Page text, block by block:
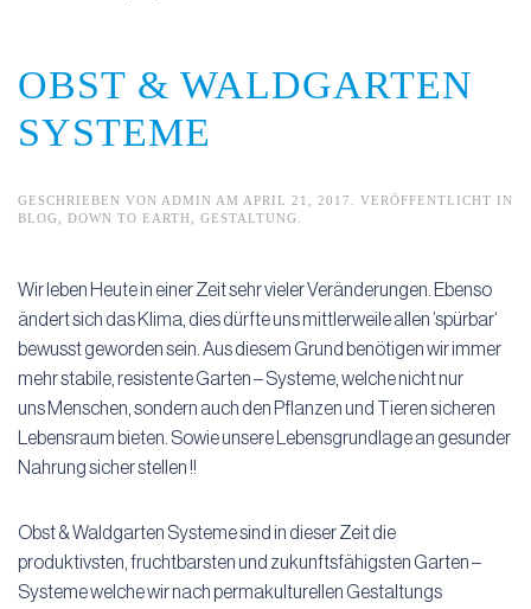
OBST & WALDGARTEN
SYSTEME
GESCHRIEBEN VON ADMIN AM APRIL 21, 2017
. VERÖFFENTLICHT IN
BLOG
DOWN TO EARTH GESTALTUNG
Wir leben Heute in einer Zeit sehr vieler Veränderungen. Ebenso
ändert sich das Klima, dies dürfte uns mittlerweile allen ’spürbar‘
bewusst geworden sein. Aus diesem Grund benötigen wir immer
mehr stabile, resistente Garten – Systeme, welche nicht nur
uns Menschen, sondern auch den Pflanzen und Tieren sicheren
Lebensraum bieten. Sowie unsere Lebensgrundlage an gesunder
Nahrung sicher stellen !!
Obst & Waldgarten Systeme sind in dieser Zeit die
produktivsten, fruchtbarsten und zukunftsfähigsten Garten –
Systeme welche wir nach permakulturellen Gestaltungs